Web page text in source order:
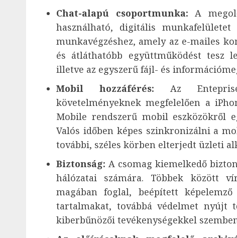
Chat-alapú csoportmunka: A
használható, digitális
munkavégzéshez, amely az e-mailes
és átláthatóbb együttműködést tesz
illetve az egyszerű fájl- és
Mobil hozzáférés: Az
követelményeknek megfelelően a
Mobile rendszerű mobil eszközökről
Valós időben képes szinkronizálni a
további, széles körben elterjedt üzleti
Biztonság: A csomag kiemelkedő
hálózatai számára. Többek között
magában foglal, beépített
tartalmakat, továbbá védelmet nyújt
kiberbűnözői tevékenységekkel